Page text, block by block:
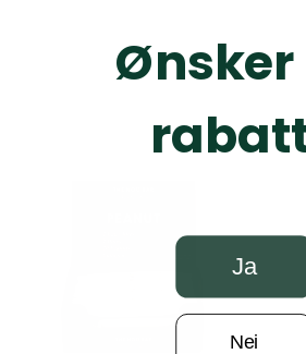
Ønsker
Ja
Nei